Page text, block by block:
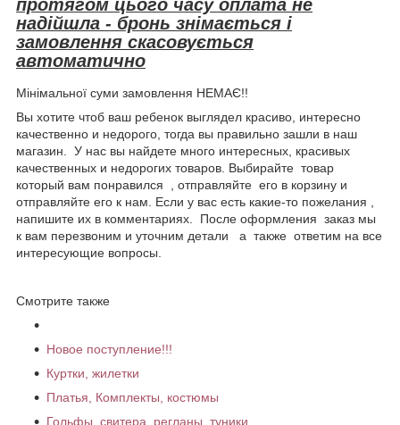
протягом цього часу оплата не
надійшла - бронь знімається і
замовлення скасовується
автоматично
Мінімальної суми замовлення НЕМАЄ!!
Вы хотите чтоб ваш ребенок выглядел красиво, интересно
качественно и недорого, тогда вы правильно зашли в наш
магазин. У нас вы найдете много интересных, красивых
качественных и недорогих товаров. Выбирайте товар
который вам понравился , отправляйте его в корзину и
отправляйте его к нам. Если у вас есть какие-то пожелания ,
напишите их в комментариях. После оформления заказ мы
к вам перезвоним и уточним детали а также ответим на все
интересующие вопросы.
Смотрите также
Новое поступление!!!
Куртки, жилетки
Платья, Комплекты, костюмы
Гольфы, свитера, регланы, туники